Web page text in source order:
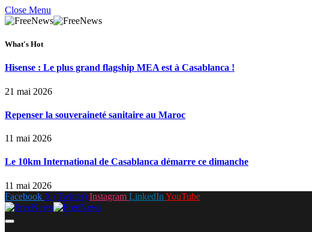
Close Menu
What's Hot
Hisense : Le plus grand flagship MEA est à Casablanca !
21 mai 2026
Repenser la souveraineté sanitaire au Maroc
11 mai 2026
Le 10km International de Casablanca démarre ce dimanche
11 mai 2026
Facebook X (Twitter) Instagram LinkedIn YouTube